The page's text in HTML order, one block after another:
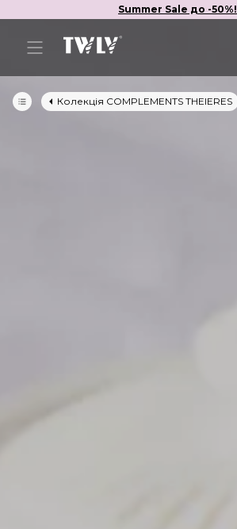
Summer Sale до -50%!
Колекція COMPLEMENTS THEIERES